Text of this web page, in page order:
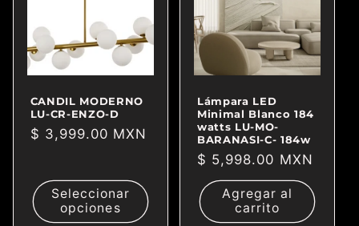
CANDIL MODERNO
LU-CR-ENZO-D
Precio
$ 3,999.00 MXN
Seleccionar
opciones
Lámpara LED
Minimal Blanco 184
watts LU-MO-
BARANASI-C- 184w
Precio
habitual
$ 5,998.00 MXN
Agregar al
carrito